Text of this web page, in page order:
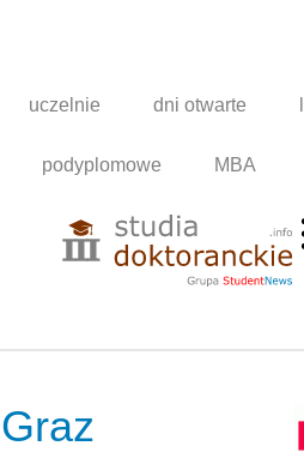
uczelnie dni otwarte
podyplomowe MBA